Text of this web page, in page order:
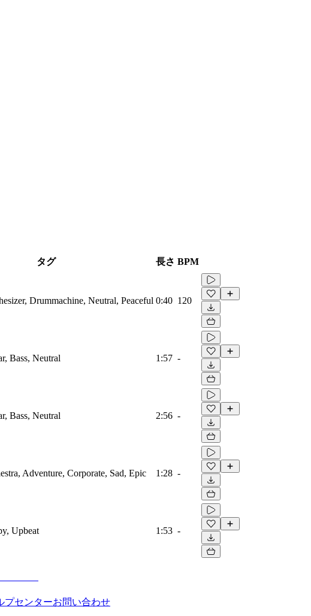
タグ 長さ BPM
Drummachine, Neutral, Peaceful 0:40 120
Bass, Neutral 1:57 -
Bass, Neutral 2:56 -
Adventure, Corporate, Sad, Epic 1:28 -
Upbeat 1:53 -
プセンターお問い合わせ